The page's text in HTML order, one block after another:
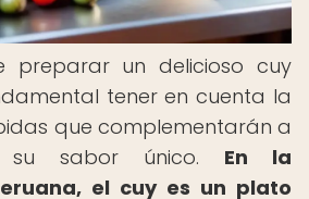
preparar un delicioso cuy
tener en cuenta la
que complementarán a
su sabor único. En la
el cuy es un plato